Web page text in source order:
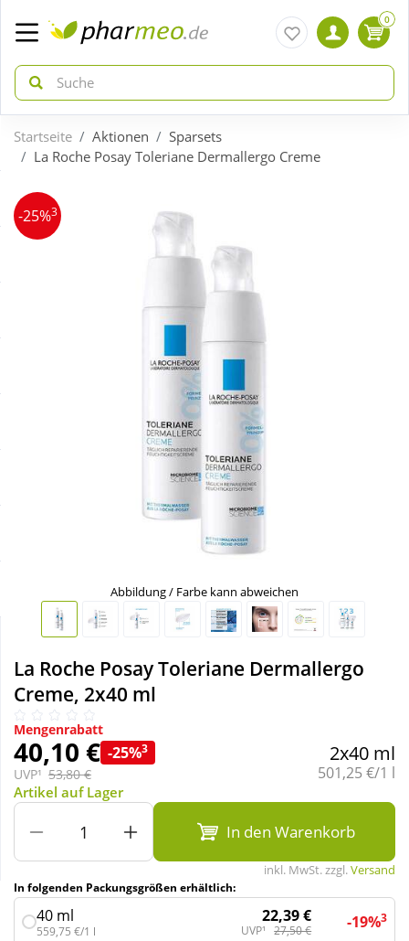
zurück
ÜBERSICHT AKTIONEN
Täglich gut versorgt
zurück
ÜBERSICHT KATEGORIEN
Körperpflege & Kosmetik
Nahrungsergänzung
Sanitätshaus
Sport & Fitness
Wellness
0
Startseite Aktionen
Sparsets
La Roche Posay Toleriane Dermallergo Creme
-25%3
Abbildung / Farbe kann abweichen
La Roche Posay Toleriane Dermallergo
Creme, 2x40 ml
Mengenrabatt
40,10 € -25%3
UVP¹ 53,80 €
2x40 ml
Grundpreis:
501,25 €/1 l
Artikel auf Lager
In den Warenkorb
inkl. MwSt. zzgl.Versand
In folgenden Packungsgrößen erhältlich:
40 ml
559,75 €/1 l
22,39 €
UVP¹ 27,50 € -19%3